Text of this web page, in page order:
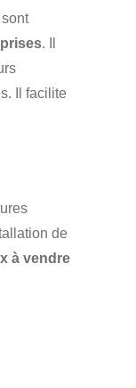
sont
. Il
Il facilite
de
à vendre